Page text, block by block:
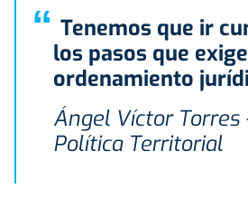
“ Tenemos que ir cumpliendo
los pasos que
ordenamiento
Ángel Víctor Torres
Política Territorial